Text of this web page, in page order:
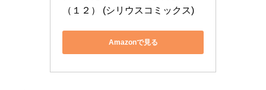
（１２） (シリウスコミックス)
Amazonで見る